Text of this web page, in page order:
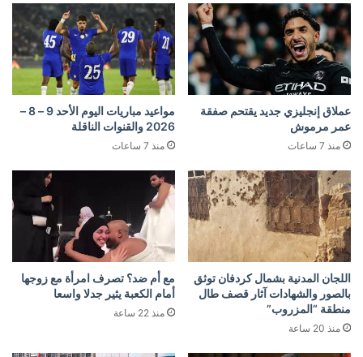
عملاق إنجليزي جديد يقتحم صفقة
عمر مرموش
منذ 7 ساعات
مواعيد مباريات اليوم الأحد 9 – 8 –
2026 والقنوات الناقلة
منذ 7 ساعات
اللجان المدنية بشمال كردفان توثق
بالصور والشهادات آثار قصف طال
منطقة “المزروب”
منذ 20 ساعة
مع أم ضد؟ تصرف امرأة مع زوجها
أمام الكعبة يثير جدلا واسعا
منذ 22 ساعة